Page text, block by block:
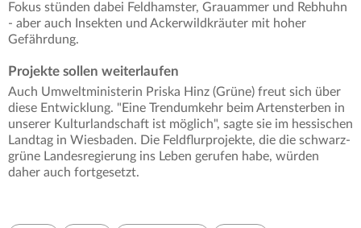
Fokus stünden dabei Feldhamster, Grauammer und Rebhuhn
- aber auch Insekten und Ackerwildkräuter mit hoher
Gefährdung.
Projekte sollen weiterlaufen
Auch Umweltministerin Priska Hinz (Grüne) freut sich über
diese Entwicklung. "Eine Trendumkehr beim Artensterben in
unserer Kulturlandschaft ist möglich", sagte sie im hessischen
Landtag in Wiesbaden. Die Feldflurprojekte, die die schwarz-
grüne Landesregierung ins Leben gerufen habe, würden
daher auch fortgesetzt.